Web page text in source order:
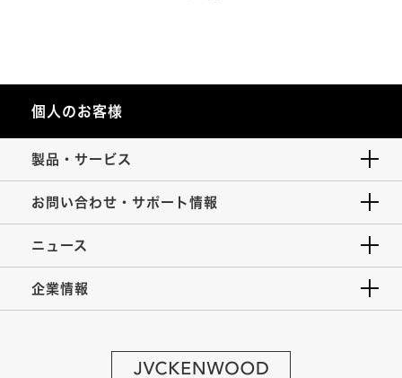
個人のお客様
製品・サービス
お問い合わせ・サポート情報
ニュース
企業情報